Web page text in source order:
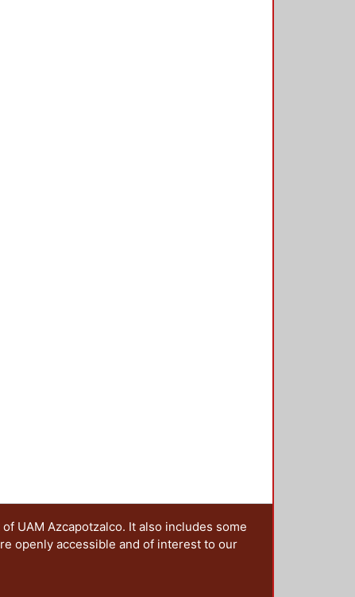
UAM Azcapotzalco. It also includes some
openly accessible and of interest to our